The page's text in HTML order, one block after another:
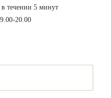
течении 5 минут
20.00